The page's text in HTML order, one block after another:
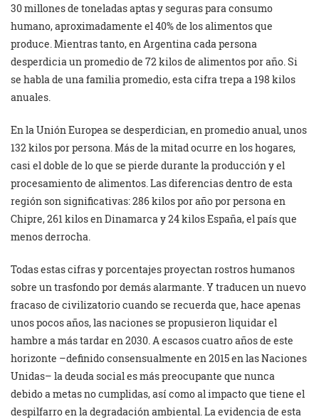
30 millones de toneladas aptas y seguras para consumo
humano, aproximadamente el 40% de los alimentos que
produce. Mientras tanto, en Argentina cada persona
desperdicia un promedio de 72 kilos de alimentos por año. Si
se habla de una familia promedio, esta cifra trepa a 198 kilos
anuales.
En la Unión Europea se desperdician, en promedio anual, unos
132 kilos por persona. Más de la mitad ocurre en los hogares,
casi el doble de lo que se pierde durante la producción y el
procesamiento de alimentos. Las diferencias dentro de esta
región son significativas: 286 kilos por año por persona en
Chipre, 261 kilos en Dinamarca y 24 kilos España, el país que
menos derrocha.
Todas estas cifras y porcentajes proyectan rostros humanos
sobre un trasfondo por demás alarmante. Y traducen un nuevo
fracaso de civilizatorio cuando se recuerda que, hace apenas
unos pocos años, las naciones se propusieron liquidar el
hambre a más tardar en 2030. A escasos cuatro años de este
horizonte –definido consensualmente en 2015 en las Naciones
Unidas– la deuda social es más preocupante que nunca
debido a metas no cumplidas, así como al impacto que tiene el
despilfarro en la degradación ambiental. La evidencia de esta